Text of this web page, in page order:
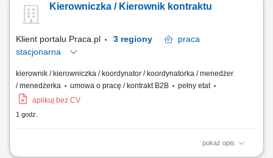
montażowych oraz testujących, szybka reakcja na awarie i problemy
produkcyjne, przygotowywanie maszyn do produkcji oraz przeglądów
Kierowniczka / Kierownik kontraktu
Klient portalu Praca.pl
praca
stacjonarna
kierownik / kierowniczka / koordynator / koordynatorka / menedżer
/ menedżerka
umowa o pracę / kontrakt B2B
pełny etat
aplikuj bez CV
1 godz.
pokaż opis
Kompleksowe prowadzenie i koordynacja robót elektrycznych od etapu